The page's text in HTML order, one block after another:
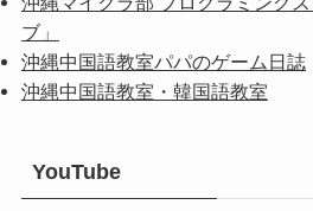
ブ」
沖縄中国語教室パパのゲーム日誌
沖縄中国語教室・韓国語教室
YouTube